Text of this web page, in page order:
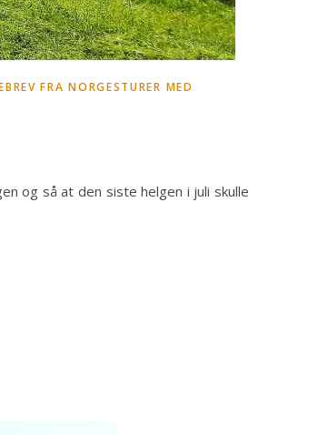
FRA NORGESTURER MED
og så at den siste helgen i juli skulle